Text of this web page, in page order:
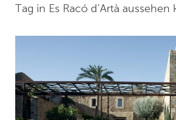
Tag in Es Racó d’Artà